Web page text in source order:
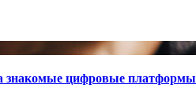
знакомые цифровые платформы